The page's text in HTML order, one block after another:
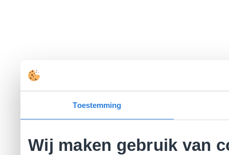
Toestemming
Wij maken gebruik van